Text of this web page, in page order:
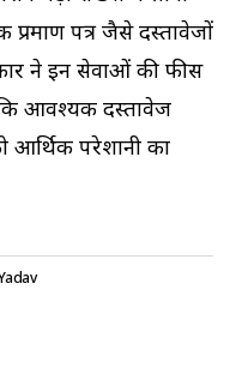
प्रमाण पत्र जैसे दस्तावेजों
ने इन सेवाओं की फीस
आवश्यक दस्तावेज
आर्थिक परेशानी का